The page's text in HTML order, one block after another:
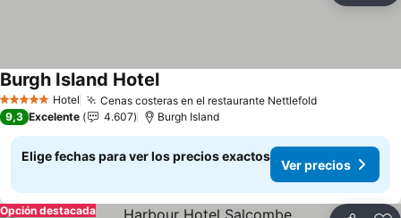
5 Estrellas Hotel Cenas costeras en el restaurante NettlefoldVer precios
Burgh Island HotelVer precios
9,3 Excelente 4.607 Burgh Island
Elige fechas para ver los precios exactos
Ver precios
Opción destacada